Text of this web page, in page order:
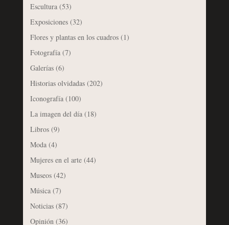
Escultura(53)
Exposiciones(32)
Flores y plantas en los cuadros(1)
Fotografía(7)
Galerías(6)
Historias olvidadas(202)
Iconografía(100)
La imagen del día(18)
Libros(9)
Moda(4)
Mujeres en el arte(44)
Museos(42)
Música(7)
Noticias(87)
Opinión(36)